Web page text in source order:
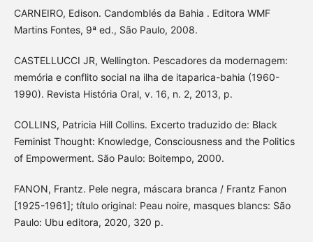
CARNEIRO, Edison. Candomblés da Bahia . Editora WMF
Martins Fontes, 9ª ed., São Paulo, 2008.
CASTELLUCCI JR, Wellington. Pescadores da modernagem:
memória e conflito social na ilha de itaparica-bahia (1960-
1990). Revista História Oral, v. 16, n. 2, 2013, p.
COLLINS, Patricia Hill Collins. Excerto traduzido de: Black
Feminist Thought: Knowledge, Consciousness and the Politics
of Empowerment. São Paulo: Boitempo, 2000.
FANON, Frantz. Pele negra, máscara branca / Frantz Fanon
[1925-1961]; título original: Peau noire, masques blancs: São
Paulo: Ubu editora, 2020, 320 p.